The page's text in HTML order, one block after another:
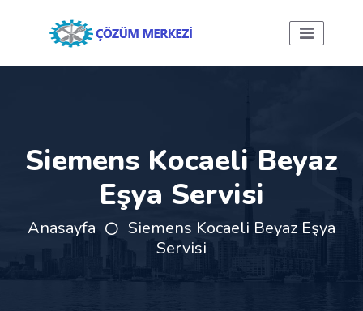
Siemens Kocaeli Beyaz
Eşya Servisi
Anasayfa
Siemens Kocaeli Beyaz Eşya
Servisi